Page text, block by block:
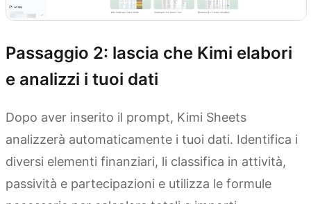
Passaggio 2: lascia che Kimi elabori
e analizzi i tuoi dati
Dopo aver inserito il prompt, Kimi Sheets
analizzerà automaticamente i tuoi dati. Identifica i
diversi elementi finanziari, li classifica in attività,
passività e partecipazioni e utilizza le formule